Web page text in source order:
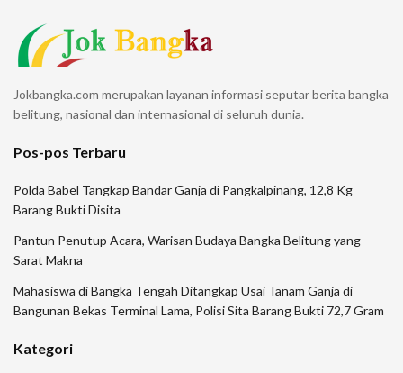
Jokbangka.com merupakan layanan informasi seputar berita bangka
belitung, nasional dan internasional di seluruh dunia.
Pos-pos Terbaru
Polda Babel Tangkap Bandar Ganja di Pangkalpinang, 12,8 Kg
Barang Bukti Disita
Pantun Penutup Acara, Warisan Budaya Bangka Belitung yang
Sarat Makna
Mahasiswa di Bangka Tengah Ditangkap Usai Tanam Ganja di
Bangunan Bekas Terminal Lama, Polisi Sita Barang Bukti 72,7 Gram
Kategori